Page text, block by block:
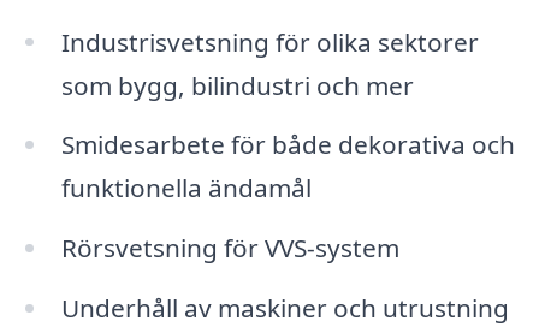
Industrisvetsning för olika sektorer
som bygg, bilindustri och mer
Smidesarbete för både dekorativa och
funktionella ändamål
Rörsvetsning för VVS-system
Underhåll av maskiner och utrustning